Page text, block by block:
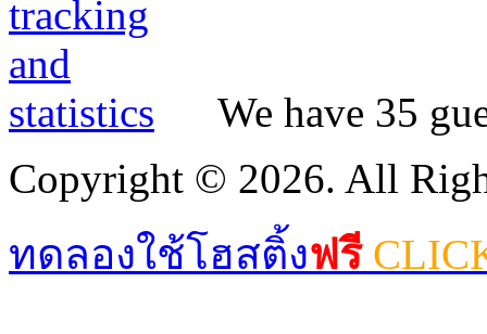
We have 35
Copyright © 2026. All
ทดลองใช้โฮสติ้งฟรี